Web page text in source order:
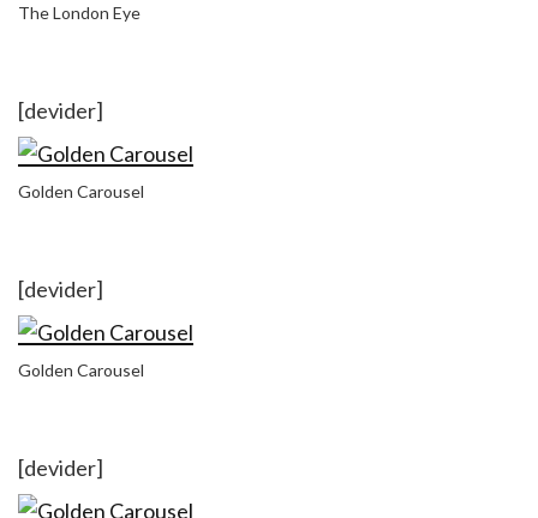
The London Eye
[devider]
Golden Carousel
[devider]
Golden Carousel
[devider]